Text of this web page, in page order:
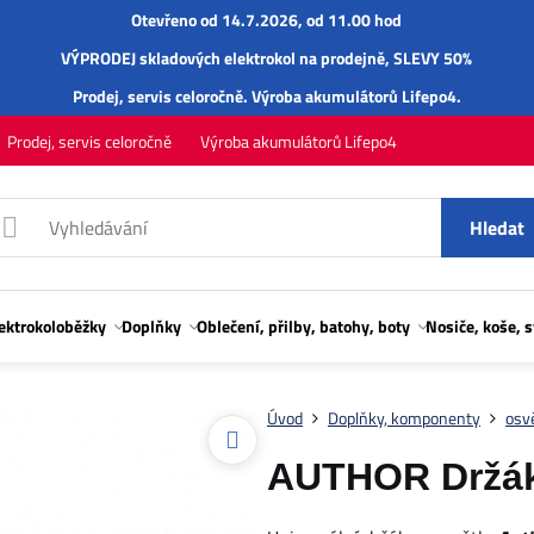
Otevřeno od 14.7.2026, od 11.00 hod
VÝPRODEJ skladových elektrokol na prodejně, SLEVY 50%
Prodej,servisceloročně.Výroba akumulátorů Lifepo4.
Prodej, servis celoročně
Výroba akumulátorů Lifepo4
Hledat
Doplňky Oblečení, přilby, batohy, boty Nosiče, koše,
Úvod Doplňky, komponenty
AUTHOR